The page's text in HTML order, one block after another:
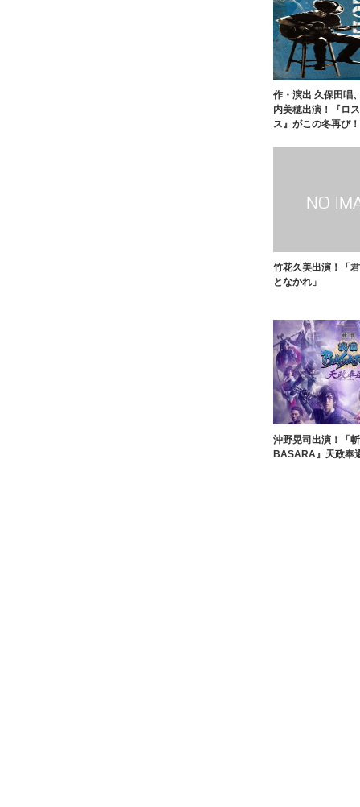
作・演出 久保田唱
内美穂出演！『ロ
ス』がこの冬再び！
竹花久美出演！「
となかれ」
沖野晃司出演！「
BASARA』天政奉